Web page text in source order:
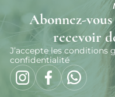
Abonnez-
recevoir
J’accepte les conditions
confidentialité